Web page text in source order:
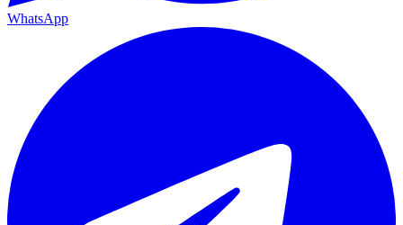
WhatsApp